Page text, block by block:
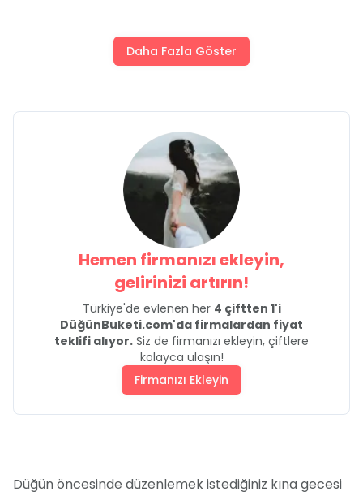
Daha Fazla Göster
Hemen firmanızı ekleyin,
gelirinizi artırın!
Türkiye'de evlenen her 4 çiftten 1'i
DüğünBuketi.com'da firmalardan fiyat
teklifi alıyor. Siz de firmanızı ekleyin, çiftlere
kolayca ulaşın!
Firmanızı Ekleyin
Düğün öncesinde düzenlemek istediğiniz kına gecesi